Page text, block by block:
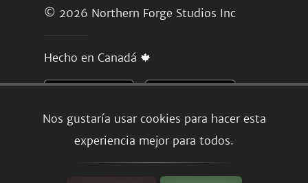
Nos gustaría usar cookies para hacer esta
experiencia mejor para todos.
© 2026 Northern Forge Studios Inc
Hecho en Canadá 🍁